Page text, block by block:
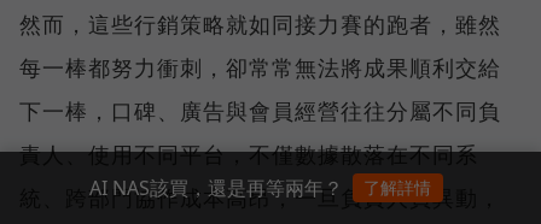
然而，這些行銷策略就如同接力賽的跑者，雖然
每一棒都努力衝刺，卻常常無法將成果順利交給
下一棒，口碑、廣告與會員經營往往分屬不同負
責人、使用不同平台，不僅數據散落在不同系
統、跨部門協作成本高昂，一旦負責人員異動，
AI NAS該買，還是再等兩年？ 了解詳情